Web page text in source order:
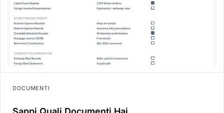
DOCUMENTI